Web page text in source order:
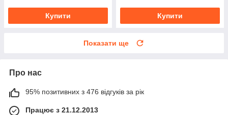
Купити Купити
Показати ще
Про нас
95% позитивних з 476 відгуків за рік
Працює з 21.12.2013